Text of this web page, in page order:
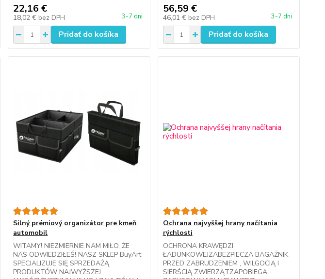
22,16 €
18,02 € bez DPH 3-7 dni
Pridať do košíka
56,59 €
46,01 € bez DPH 3-7 dni
Pridať do košíka
Silný prémiový organizátor pre kmeň
automobil
WITAMY! NIEZMIERNIE NAM MIŁO, ŻE
NAS ODWIEDZIŁEŚ! NASZ SKLEP BuyArt
SPECJALIZUJE SIĘ SPRZEDAŻĄ
PRODUKTÓW NAJWYŻSZEJ
Ochrana najvyššej hrany načítania
rýchlosti
OCHRONA KRAWĘDZI
ŁADUNKOWEJZABEZPIECZA BAGAŻNIK
PRZED ZABRUDZENIEM , WILGOCIĄ I
SIERŚCIĄ ZWIERZĄTZAPOBIEGA